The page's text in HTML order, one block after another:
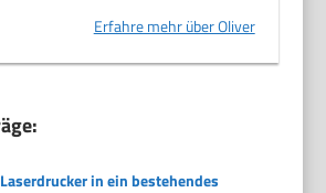
Erfahre mehr über Oliver
in ein bestehendes